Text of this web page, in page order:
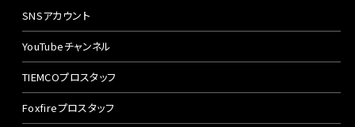
SNSアカウント
YouTubeチャンネル
TIEMCOプロスタッフ
Foxfireプロスタッフ